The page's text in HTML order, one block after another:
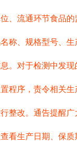
、流通环节食品
称、规格型号、
。对于检测中发
程序，责令相关
整改。通告提醒
看生产日期、保